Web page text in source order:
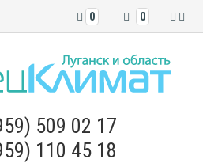
0
0
509 02 17
110 45 18